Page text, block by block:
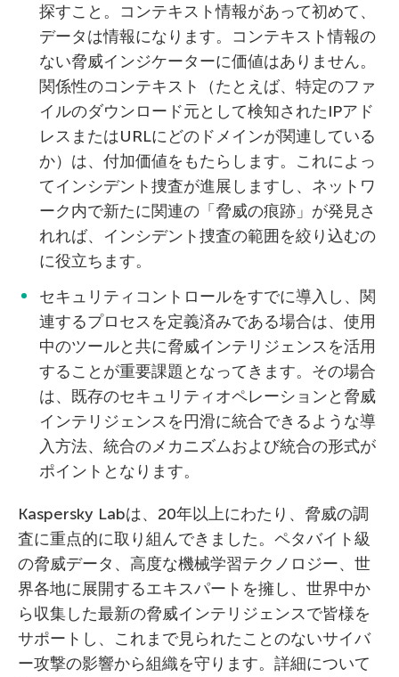
探すこと。コンテキスト情報があって初めて、
データは情報になります。コンテキスト情報の
ない脅威インジケーターに価値はありません。
関係性のコンテキスト（たとえば、特定のファ
イルのダウンロード元として検知されたIPアド
レスまたはURLにどのドメインが関連している
か）は、付加価値をもたらします。これによっ
てインシデント捜査が進展しますし、ネットワ
ーク内で新たに関連の「脅威の痕跡」が発見さ
れれば、インシデント捜査の範囲を絞り込むの
に役立ちます。
セキュリティコントロールをすでに導入し、関
連するプロセスを定義済みである場合は、使用
中のツールと共に脅威インテリジェンスを活用
することが重要課題となってきます。その場合
は、既存のセキュリティオペレーションと脅威
インテリジェンスを円滑に統合できるような導
入方法、統合のメカニズムおよび統合の形式が
ポイントとなります。
Kaspersky Labは、20年以上にわたり、脅威の調
査に重点的に取り組んできました。ペタバイト級
の脅威データ、高度な機械学習テクノロジー、世
界各地に展開するエキスパートを擁し、世界中か
ら収集した最新の脅威インテリジェンスで皆様を
サポートし、これまで見られたことのないサイバ
ー攻撃の影響から組織を守ります。詳細について